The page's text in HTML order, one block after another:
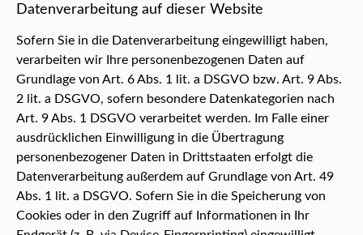
Datenverarbeitung auf dieser Website
Sofern Sie in die Datenverarbeitung eingewilligt haben,
verarbeiten wir Ihre personenbezogenen Daten auf
Grundlage von Art. 6 Abs. 1 lit. a DSGVO bzw. Art. 9 Abs.
2 lit. a DSGVO, sofern besondere Datenkategorien nach
Art. 9 Abs. 1 DSGVO verarbeitet werden. Im Falle einer
ausdrücklichen Einwilligung in die Übertragung
personenbezogener Daten in Drittstaaten erfolgt die
Datenverarbeitung außerdem auf Grundlage von Art. 49
Abs. 1 lit. a DSGVO. Sofern Sie in die Speicherung von
Cookies oder in den Zugriff auf Informationen in Ihr